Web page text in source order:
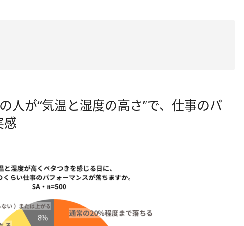
人が“気温と湿度の高さ”で、仕事のパ
感